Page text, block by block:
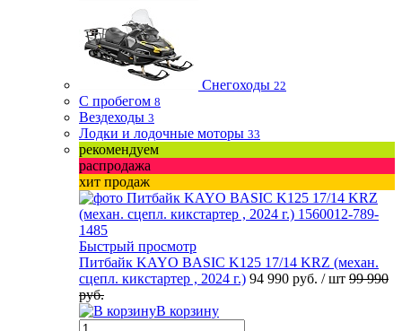
Снегоходы 22
С пробегом 8
Вездеходы 3
Лодки и лодочные моторы 33
рекомендуем
распродажа
хит продаж
Быстрый просмотр
Питбайк KAYO BASIC K125 17/14 KRZ (механ.
сцепл. кикстартер , 2024 г.) 94 990 руб. / шт 99 990
руб.
В корзину